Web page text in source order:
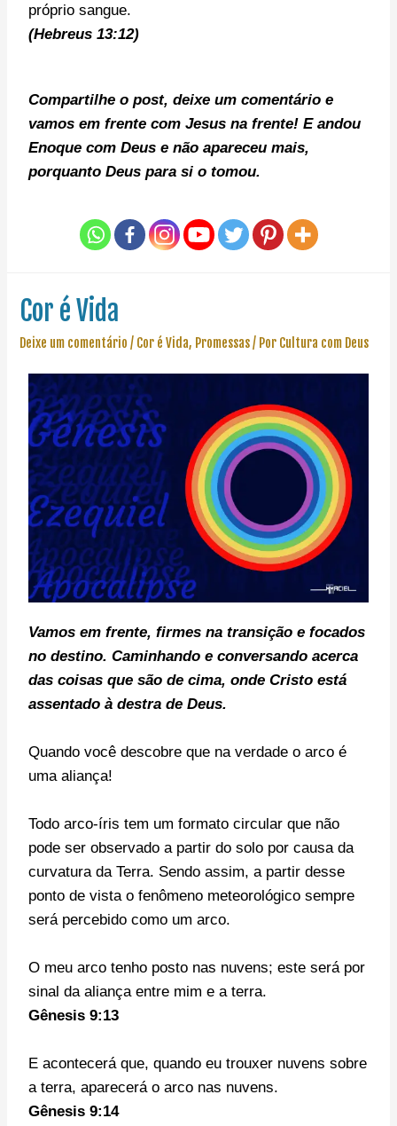
próprio sangue.
(Hebreus 13:12)
Compartilhe o post, deixe um comentário e
vamos em frente com Jesus na frente!E andou
Enoque com Deus e não apareceu mais,
porquanto Deus para si o tomou.
Cor é Vida
Deixe um comentário / Cor é Vida, Promessas/ Por Cultura com Deus
Vamos em frente, firmes na transição e focados
no destino. Caminhando e conversando acerca
das coisas que são de cima, onde Cristo está
assentado à destra de Deus.
Quando você descobre que na verdade o arco é
uma aliança!
Todo arco-íris tem um formato circular que não
pode ser observado a partir do solo por causa da
curvatura da Terra. Sendo assim, a partir desse
ponto de vista o fenômeno meteorológico sempre
será percebido como um arco.
O meu arco tenho posto nas nuvens; este será por
sinal da aliança entre mim e a terra.
Gênesis 9:13
E acontecerá que, quando eu trouxer nuvens sobre
a terra, aparecerá o arco nas nuvens.
Gênesis 9:14